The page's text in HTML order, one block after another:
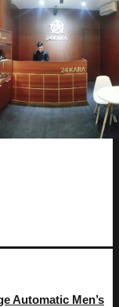
Automatic Men’s